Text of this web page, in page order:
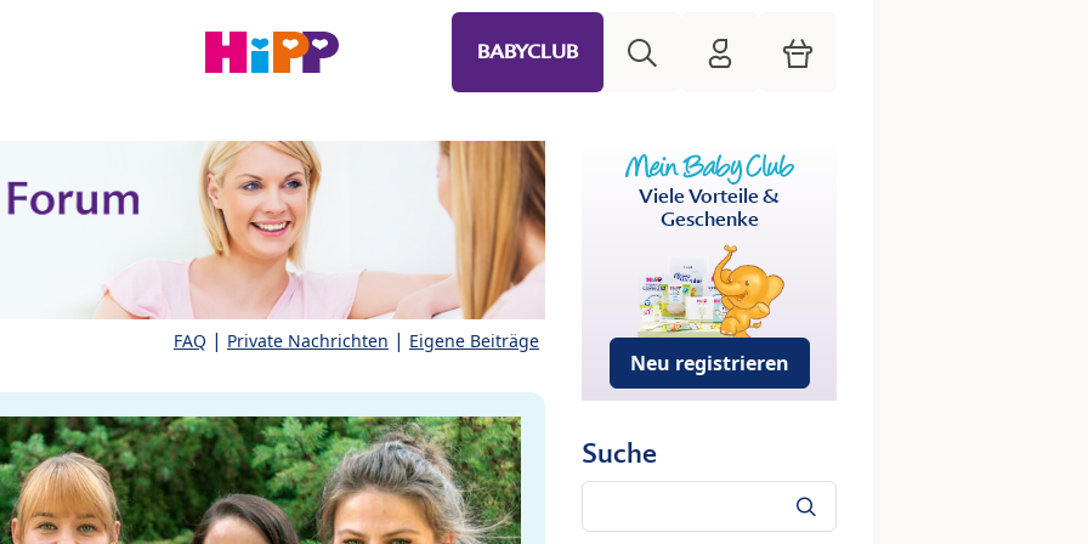
BABYCLUB HiPP Mein Babyclub
Warenkorb
FAQ | Private Nachrichten | Eigene Beiträge
Viele Vorteile &
Geschenke
Neu registrieren
Suche